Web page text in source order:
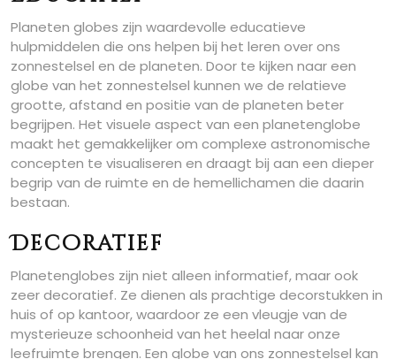
Planeten globes zijn waardevolle educatieve
hulpmiddelen die ons helpen bij het leren over ons
zonnestelsel en de planeten. Door te kijken naar een
globe van het zonnestelsel kunnen we de relatieve
grootte, afstand en positie van de planeten beter
begrijpen. Het visuele aspect van een planetenglobe
maakt het gemakkelijker om complexe astronomische
concepten te visualiseren en draagt bij aan een dieper
begrip van de ruimte en de hemellichamen die daarin
bestaan.
Decoratief
Planetenglobes zijn niet alleen informatief, maar ook
zeer decoratief. Ze dienen als prachtige decorstukken in
huis of op kantoor, waardoor ze een vleugje van de
mysterieuze schoonheid van het heelal naar onze
leefruimte brengen. Een globe van ons zonnestelsel kan